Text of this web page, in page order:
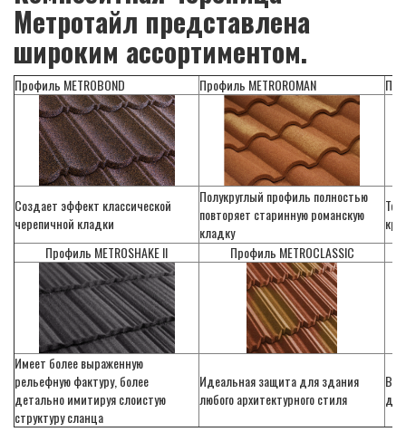
Метротайл представлена
широким ассортиментом.
Профиль METROBOND Профиль METROROMAN
Создает эффект классической
черепичной кладки
Полукруглый профиль полностью
повторяет старинную романскую
кладку
Профиль METROSHAKE II
Профиль METROCLASSIC
Имеет более выраженную
рельефную фактуру, более
детально имитируя слоистую
структуру сланца
Идеальная защита для здания
любого архитектурного стиля